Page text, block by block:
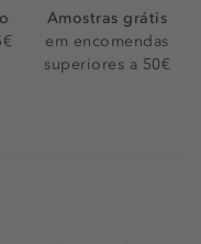
Amostras grátis
em encomendas
superiores a 50€